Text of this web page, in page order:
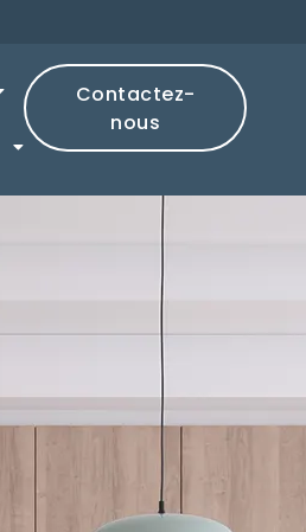
Contactez-
nous